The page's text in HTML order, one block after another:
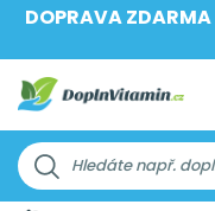
DOPRAVA ZDARMA